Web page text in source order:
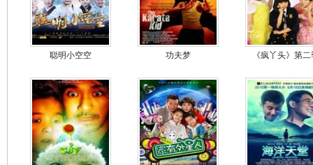
聪明小空空 功夫梦 《疯丫头》第二